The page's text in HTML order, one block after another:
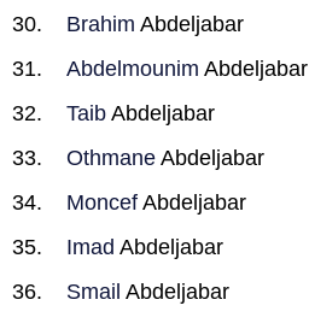
Brahim Abdeljabar
Abdelmounim Abdeljabar
Taib Abdeljabar
Othmane Abdeljabar
Moncef Abdeljabar
Imad Abdeljabar
Smail Abdeljabar